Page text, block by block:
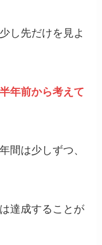
し先だけを見よ
年前から考えて
間は少しずつ、
達成することが